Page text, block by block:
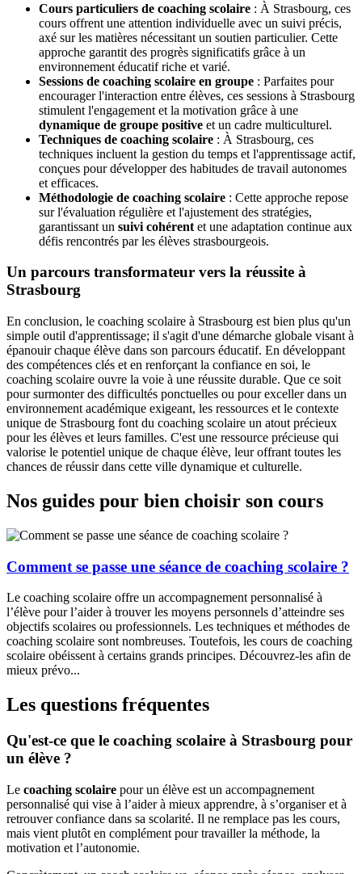
Cours particuliers de coaching scolaire : À Strasbourg, ces
cours offrent une attention individuelle avec un suivi précis,
axé sur les matières nécessitant un soutien particulier. Cette
approche garantit des progrès significatifs grâce à un
environnement éducatif riche et varié.
Sessions de coaching scolaire en groupe : Parfaites pour
encourager l'interaction entre élèves, ces sessions à Strasbourg
stimulent l'engagement et la motivation grâce à une
dynamique de groupe positive et un cadre multiculturel.
Techniques de coaching scolaire : À Strasbourg, ces
techniques incluent la gestion du temps et l'apprentissage actif,
conçues pour développer des habitudes de travail autonomes
et efficaces.
Méthodologie de coaching scolaire : Cette approche repose
sur l'évaluation régulière et l'ajustement des stratégies,
garantissant un suivi cohérent et une adaptation continue aux
défis rencontrés par les élèves strasbourgeois.
Un parcours transformateur vers la réussite à
Strasbourg
En conclusion, le coaching scolaire à Strasbourg est bien plus qu'un
simple outil d'apprentissage; il s'agit d'une démarche globale visant à
épanouir chaque élève dans son parcours éducatif. En développant
des compétences clés et en renforçant la confiance en soi, le
coaching scolaire ouvre la voie à une réussite durable. Que ce soit
pour surmonter des difficultés ponctuelles ou pour exceller dans un
environnement académique exigeant, les ressources et le contexte
unique de Strasbourg font du coaching scolaire un atout précieux
pour les élèves et leurs familles. C'est une ressource précieuse qui
valorise le potentiel unique de chaque élève, leur offrant toutes les
chances de réussir dans cette ville dynamique et culturelle.
Nos guides pour bien choisir son cours
Comment se passe une séance de coaching scolaire ?
Le coaching scolaire offre un accompagnement personnalisé à
l’élève pour l’aider à trouver les moyens personnels d’atteindre ses
objectifs scolaires ou professionnels. Les techniques et méthodes de
coaching scolaire sont nombreuses. Toutefois, les cours de coaching
scolaire obéissent à certains grands principes. Découvrez-les afin de
mieux prévo...
Les questions fréquentes
Qu'est-ce que le coaching scolaire à Strasbourg pour
un élève ?
Le coaching scolaire pour un élève est un accompagnement
personnalisé qui vise à l’aider à mieux apprendre, à s’organiser et à
retrouver confiance dans sa scolarité. Il ne remplace pas les cours,
mais vient plutôt en complément pour travailler la méthode, la
motivation et l’autonomie.